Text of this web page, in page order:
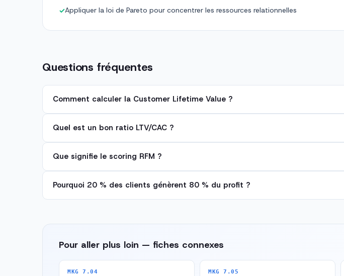
✓Appliquer la loi de Pareto pour concentrer les ressources relationnelles
Questions fréquentes
Comment calculer la Customer Lifetime Value ?
Quel est un bon ratio LTV/CAC ?
Que signifie le scoring RFM ?
Pourquoi 20 % des clients génèrent 80 % du profit ?
Pour aller plus loin — fiches connexes
MKG 7.04 MKG 7.05